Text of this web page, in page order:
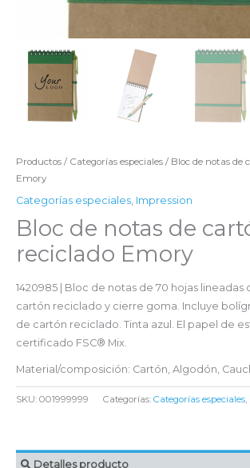
Productos / Categorías especiales / Bloc de notas de
Emory
Categorías especiales, Impression
Bloc de notas de
reciclado Emory
1420985 | Bloc de notas de 70 hojas lineadas
cartón reciclado y cierre goma. Incluye
de cartón reciclado. Tinta azul. El papel de
certificado FSC® Mix.
Material/composición: Cartón, Algodón,
SKU: 001999999 Categorías: Categorías especiales,
Detalles producto